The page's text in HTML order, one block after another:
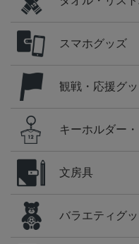
スマホグッズ
観戦・応援グ
キーホルダー
文房具
バラエティグ